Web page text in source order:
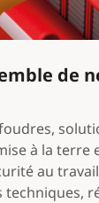
de
à la terre
au